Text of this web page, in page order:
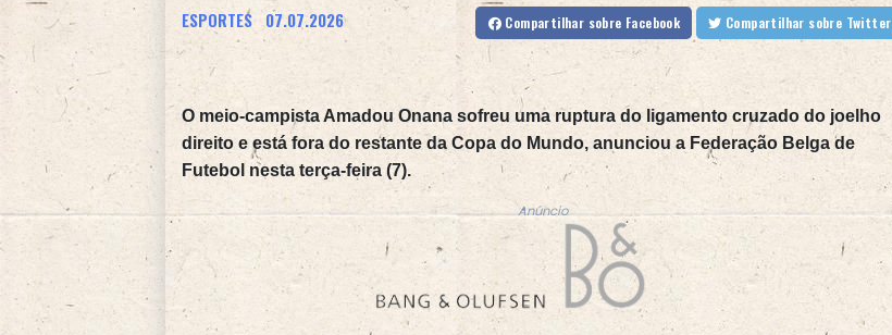
ESPORTES 07.07.2026 Compartilhar sobre Facebook Compartilhar sobre Twitter
O meio-campista Amadou Onana sofreu uma ruptura do ligamento cruzado do joelho
direito e está fora do restante da Copa do Mundo, anunciou a Federação Belga de
Futebol nesta terça-feira (7).
Anúncio